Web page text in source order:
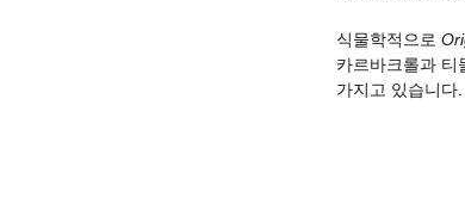
식물학적으로
카르바크롤과 티
가지고 있습니다